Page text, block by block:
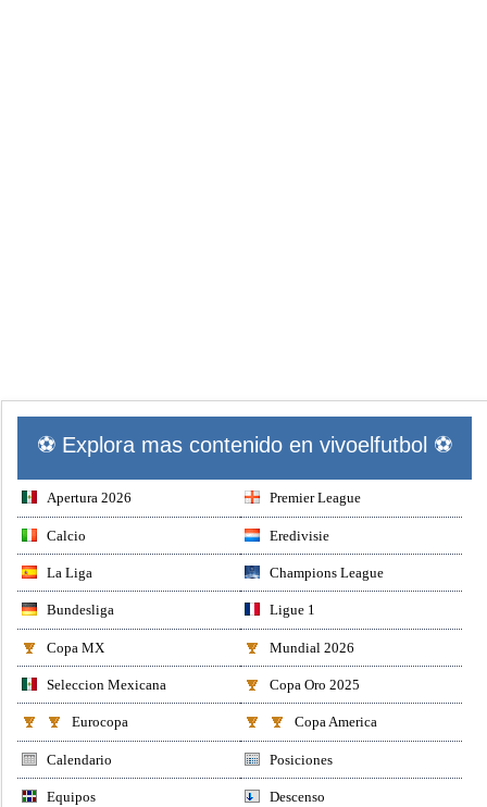
⚽ Explora mas contenido en vivoelfutbol ⚽
Apertura 2026 Premier League
Calcio Eredivisie
La Liga Champions League
Bundesliga Ligue 1
Copa MX Mundial 2026
Seleccion Mexicana Copa Oro 2025
Eurocopa Copa America
Calendario Posiciones
Equipos Descenso